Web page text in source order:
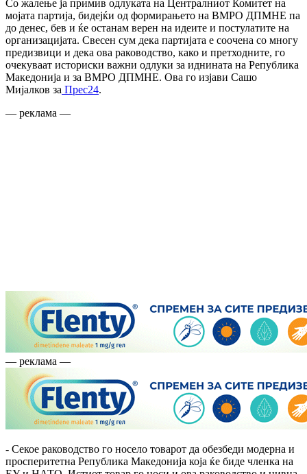
Со жалење ја примив одлуката на Централниот Комитет на
мојата партија, бидејќи од формирањето на ВМРО ДПМНЕ па
до денес, бев и ќе останам верен на идеите и постулатите на
организацијата. Свесен сум дека партијата е соочена со многу
предизвици и дека ова раководство, како и претходните, го
очекуваат историски важни одлуки за иднината на Република
Македонија и за ВМРО ДПМНЕ. Ова го изјави Сашо
Мијалков за Прес24.
— реклама —
— реклама —
- Секое раководство го носело товарот да обезбеди модерна и
просперитетна Република Македонија која ќе биде членка на